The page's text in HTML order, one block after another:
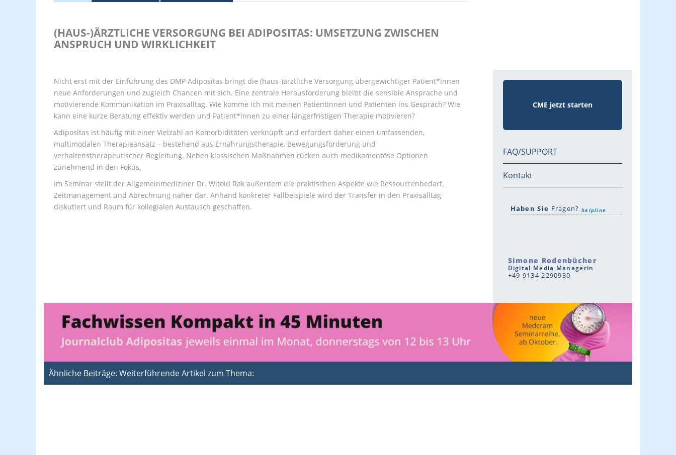
(HAUS-)ÄRZTLICHE VERSORGUNG BEI ADIPOSITAS: UMSETZUNG ZWISCHEN
ANSPRUCH UND WIRKLICHKEIT
Nicht erst mit der Einführung des DMP Adipositas bringt die (haus-)ärztliche Versorgung übergewichtiger Patient*innen
neue Anforderungen und zugleich Chancen mit sich. Eine zentrale Herausforderung bleibt die sensible Ansprache und
motivierende Kommunikation im Praxisalltag. Wie komme ich mit meinen Patientinnen und Patienten ins Gespräch? Wie
kann eine kurze Beratung effektiv werden und Patient*innen zu einer längerfristigen Therapie motivieren?
Adipositas ist häufig mit einer Vielzahl an Komorbiditäten verknüpft und erfordert daher einen umfassenden,
multimodalen Therapieansatz – bestehend aus Ernährungstherapie, Bewegungsförderung und
verhaltenstherapeutischer Begleitung. Neben klassischen Maßnahmen rücken auch medikamentöse Optionen
zunehmend in den Fokus.
Im Seminar stellt der Allgemeinmediziner Dr. Witold Rak außerdem die praktischen Aspekte wie Ressourcenbedarf,
Zeitmanagement und Abrechnung näher dar. Anhand konkreter Fallbeispiele wird der Transfer in den Praxisalltag
diskutiert und Raum für kollegialen Austausch geschaffen.
CME jetzt starten
FAQ/SUPPORT
Kontakt
Haben Sie Fragen? helpline
Simone Rodenbücher
Digital Media Managerin
+49 9134 2290930
Ähnliche Beiträge: Weiterführende Artikel zum Thema: